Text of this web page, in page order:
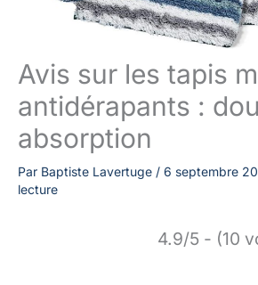
Avis sur les tapis
antidérapants :
absorption
Par Baptiste Lavertuge / 6 septembre
lecture
4.9/5 - (10